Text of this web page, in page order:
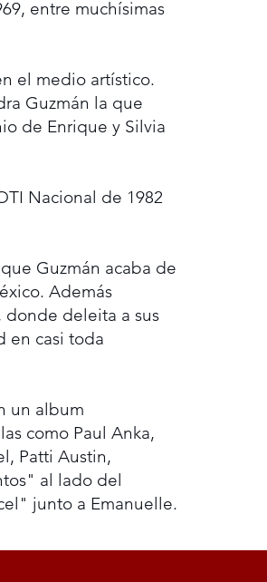
entre muchísimas
el medio artístico.
Guzmán la que
de Enrique y Silvia
Nacional de 1982
Guzmán acaba de
Además
donde deleita a sus
en casi toda
un album
como Paul Anka,
Patti Austin,
al lado del
junto a Emanuelle.